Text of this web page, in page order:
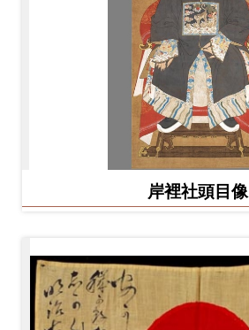
岸裡社頭目像